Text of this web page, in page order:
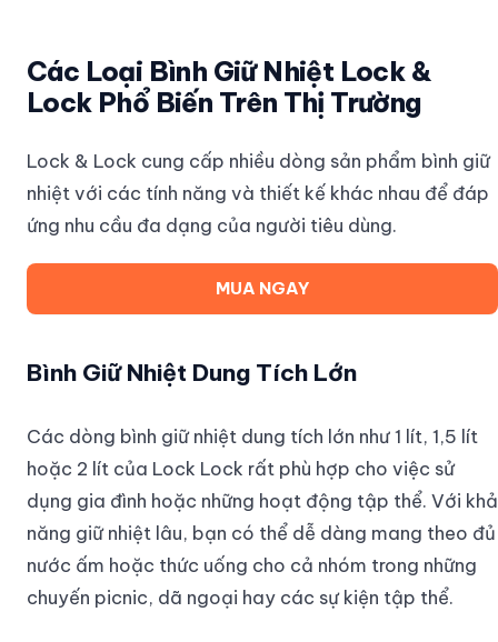
Các Loại Bình Giữ Nhiệt Lock &
Lock Phổ Biến Trên Thị Trường
Lock & Lock cung cấp nhiều dòng sản phẩm bình giữ
nhiệt với các tính năng và thiết kế khác nhau để đáp
ứng nhu cầu đa dạng của người tiêu dùng.
MUA NGAY
Bình Giữ Nhiệt Dung Tích Lớn
Các dòng bình giữ nhiệt dung tích lớn như 1 lít, 1,5 lít
hoặc 2 lít của Lock Lock rất phù hợp cho việc sử
dụng gia đình hoặc những hoạt động tập thể. Với khả
năng giữ nhiệt lâu, bạn có thể dễ dàng mang theo đủ
nước ấm hoặc thức uống cho cả nhóm trong những
chuyến picnic, dã ngoại hay các sự kiện tập thể.